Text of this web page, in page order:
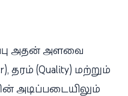
அதன் அளவை
தரம் (Quality) மற்றும்
அடிப்படையிலும்